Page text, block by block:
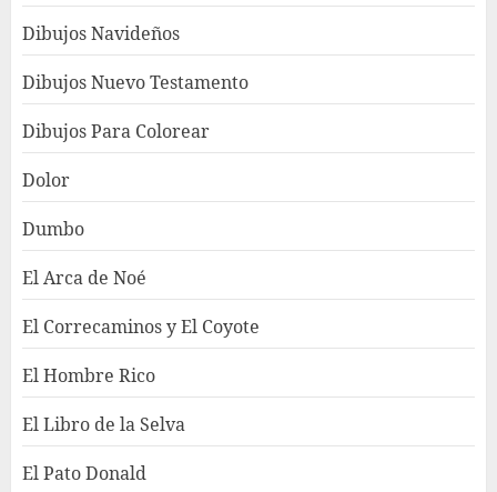
Dibujos Navideños
Dibujos Nuevo Testamento
Dibujos Para Colorear
Dolor
Dumbo
El Arca de Noé
El Correcaminos y El Coyote
El Hombre Rico
El Libro de la Selva
El Pato Donald